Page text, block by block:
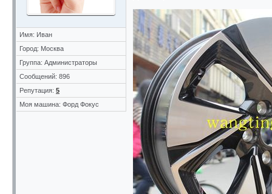
Имя: Иван
Город: Москва
Группа: Администраторы
Сообщений: 896
Репутация: 5
Моя машина: Форд Фокус